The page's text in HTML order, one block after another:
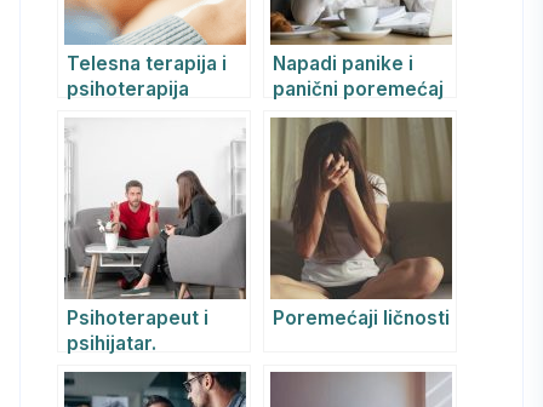
Telesna terapija i
psihoterapija
pomažu mnogo
više i brže od
drugih terapijskih
pravaca
Napadi panike i
panični poremećaj
Psihoterapeut i
psihijatar.
Psihoterapija kao
način lečenja.
Poremećaji ličnosti